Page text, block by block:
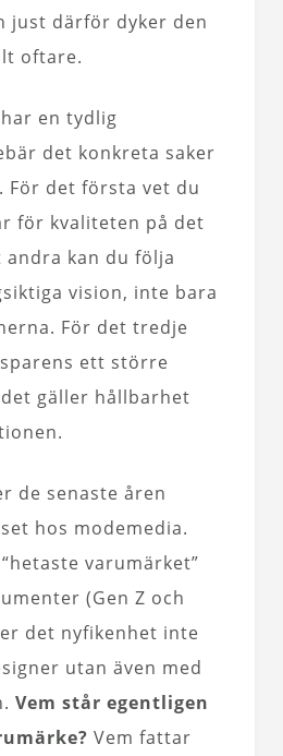
just därför dyker den
oftare.
en tydlig
det konkreta saker
För det första vet du
för kvaliteten på det
kan du följa
vision, inte bara
För det tredje
ett större
gäller hållbarhet
de senaste åren
hos modemedia.
varumärket”
(Gen Z och
det nyfikenhet inte
utan även med
Vem står egentligen
Vem fattar